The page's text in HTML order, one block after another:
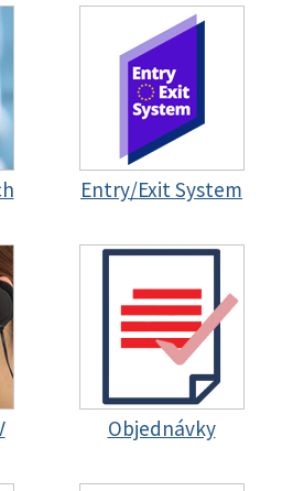
Entry/Exit System
Objednávky